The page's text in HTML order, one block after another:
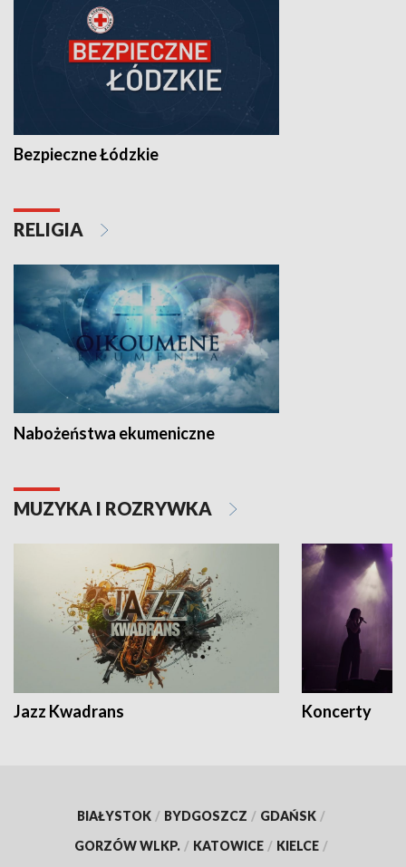
Bezpieczne Łódzkie
RELIGIA
Nabożeństwa ekumeniczne
MUZYKA I ROZRYWKA
Jazz Kwadrans Koncerty
BIAŁYSTOK / BYDGOSZCZ / GDAŃSK /
GORZÓW WLKP. / KATOWICE / KIELCE /